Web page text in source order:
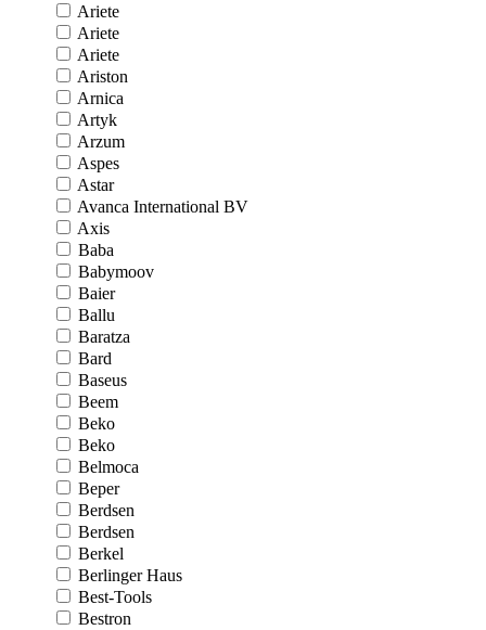
Ariete
Ariete
Ariete
Ariston
Arnica
Artyk
Arzum
Aspes
Astar
Avanca International BV
Axis
Baba
Babymoov
Baier
Ballu
Baratza
Bard
Baseus
Beem
Beko
Beko
Belmoca
Beper
Berdsen
Berdsen
Berkel
Berlinger Haus
Best-Tools
Bestron